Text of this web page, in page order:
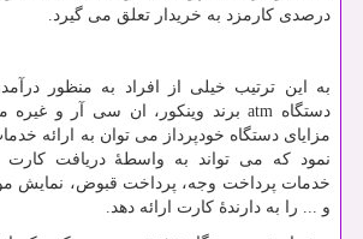
درصدی کارمزد به خریدار تعلق می گیرد.
به این ترتیب خیلی از افراد به منظور
دستگاه atmبرند وینکور، ان سی آر و غیره
مزایای دستگاه خودپرداز می توان به ارائه
نمود که می تواند به واسطۀ دریافت کارت
خدمات پرداخت وجه، پرداخت قبوض، نمایش
و ... را به دارندۀ کارت ارائه دهد.